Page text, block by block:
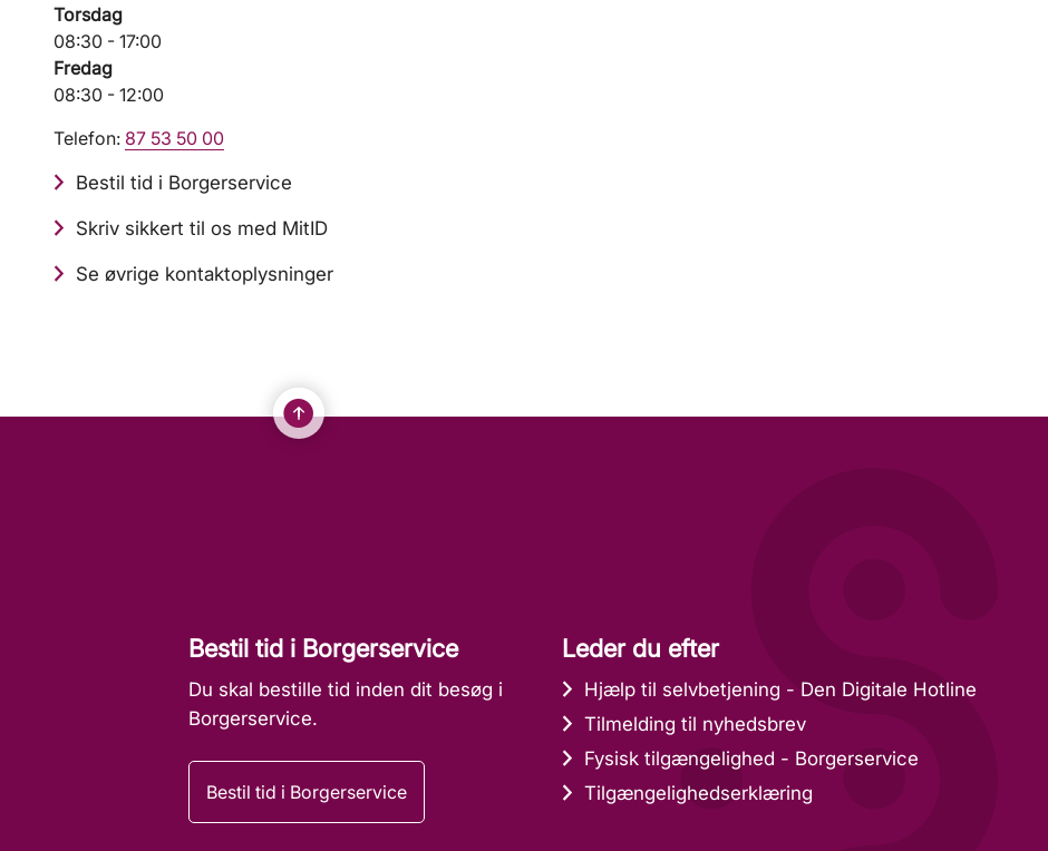
Torsdag
08:30 - 17:00
Fredag
08:30 - 12:00
Telefon: 87 53 50 00
Bestil tid i Borgerservice
Skriv sikkert til os med MitID
Se øvrige kontaktoplysninger
Bestil tid i Borgerservice
Du skal bestille tid inden dit besøg i
Borgerservice.
Bestil tid i Borgerservice
Leder du efter
Hjælp til selvbetjening - Den Digitale Hotline
Tilmelding til nyhedsbrev
Fysisk tilgængelighed - Borgerservice
Tilgængelighedserklæring